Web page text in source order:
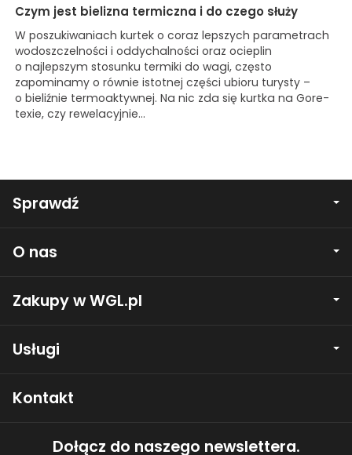
Czym jest bielizna termiczna i do czego służy
W poszukiwaniach kurtek o coraz lepszych parametrach
wodoszczelności i oddychalności oraz ocieplin
o najlepszym stosunku termiki do wagi, często
zapominamy o równie istotnej części ubioru turysty –
o bieliźnie termoaktywnej. Na nic zda się kurtka na Gore-
texie, czy rewelacyjnie...
Sprawdź
O nas
Zakupy w WGL.pl
Usługi
Kontakt
Dołącz do naszego newslettera.